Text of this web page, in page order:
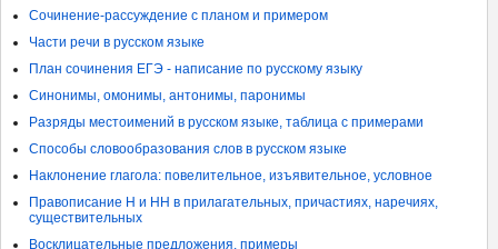
Сочинение-рассуждение с планом и примером
Части речи в русском языке
План сочинения ЕГЭ - написание по русскому языку
Синонимы, омонимы, антонимы, паронимы
Разряды местоимений в русском языке, таблица с примерами
Способы словообразования слов в русском языке
Наклонение глагола: повелительное, изъявительное, условное
Правописание Н и НН в прилагательных, причастиях, наречиях,
существительных
Восклицательные предложения, примеры